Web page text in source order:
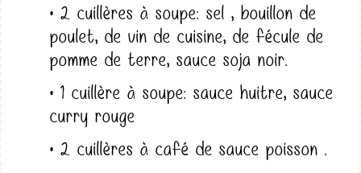
• 2 cuillères à soupe: sel , bouillon de
poulet, de vin de cuisine, de fécule de
pomme de terre, sauce soja noir.
• 1 cuillère à soupe: sauce huitre, sauce
curry rouge
• 2 cuillères à café de sauce poisson .